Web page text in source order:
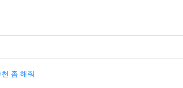
좀 해줘